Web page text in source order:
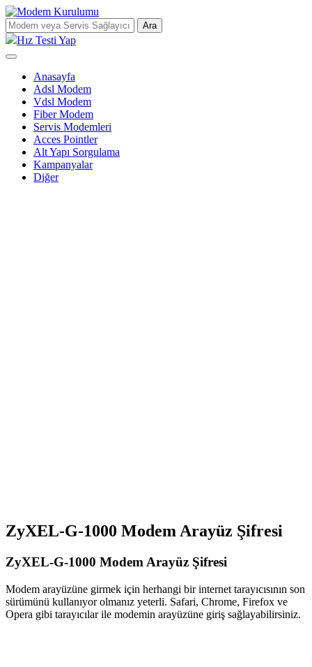
Ara
Hız Testi Yap
Anasayfa
Adsl Modem
Vdsl Modem
Fiber Modem
Servis Modemleri
Acces Pointler
Alt Yapı Sorgulama
Kampanyalar
Diğer
ZyXEL-G-1000 Modem Arayüz Şifresi
ZyXEL-G-1000 Modem Arayüz Şifresi
Modem arayüzüne girmek için herhangi bir internet tarayıcısının son
sürümünü kullanıyor olmanız yeterli. Safari, Chrome, Firefox ve
Opera gibi tarayıcılar ile modemin arayüzüne giriş sağlayabilirsiniz.